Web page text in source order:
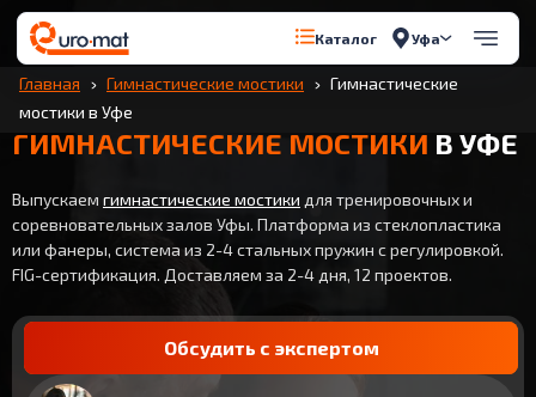
Каталог Уфа
Главная Гимнастические мостики
Гимнастические
мостики в Уфе
ГИМНАСТИЧЕСКИЕ МОСТИКИ В УФЕ
Выпускаем гимнастические мостики для тренировочных и
соревновательных залов Уфы. Платформа из стеклопластика
или фанеры, система из 2-4 стальных пружин с регулировкой.
FIG-сертификация. Доставляем за 2-4 дня, 12 проектов.
Обсудить с экспертом